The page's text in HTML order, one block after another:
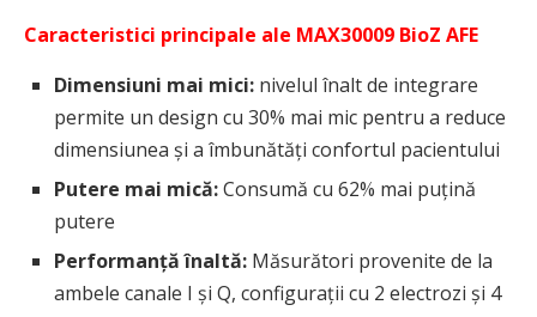
Caracteristici principale ale MAX30009 BioZ AFE
Dimensiuni mai mici: nivelul înalt de integrare
permite un design cu 30% mai mic pentru a reduce
dimensiunea și a îmbunătăți confortul pacientului
Putere mai mică:Consumă cu 62% mai puțină
putere
Performanță înaltă: Măsurători provenite de la
ambele canale I și Q, configurații cu 2 electrozi și 4